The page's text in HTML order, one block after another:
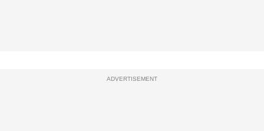
ADVERTISEMENT